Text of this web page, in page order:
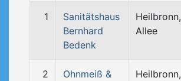
1
Sanitätshaus
Bernhard
Bedenk
Heilbronn,
Allee
2
Ohnmeiß &
Heilbronn,